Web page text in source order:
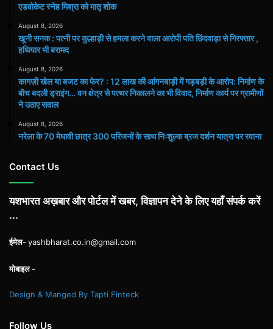
एडवोकेट स्नेह मिश्रा को मातृ शोक
August 8, 2026
खूनी सनक : पत्नी पर कुल्हाड़ी से हमला करने वाला आरोपी पति छिंदवाड़ा से गिरफ्तार ,
हथियार भी बरामद
August 8, 2026
कागज़ी खेल या बजट का फेर? : 12 लाख की आंगनबाड़ी में गड़बड़ी के आरोप: निर्माण के
बीच बदली ड्राइंग… वन क्षेत्र से पत्थर निकालने का भी विवाद, निर्माण कार्य पर ग्रामीणों
ने उठाए सवाल
August 8, 2026
नरेला के 70 मेधावी छात्र 300 परिजनों के साथ निःशुल्क ब्रज दर्शन यात्रा पर रवाना
Contact Us
यशभारत अख़बार और पोर्टल में खबर, विज्ञापन देने के लिए यहाँ संपर्क करें
...
ईमेल-yashbharat.co.in@gmail.com
मोबाइल -
Design & Manged By Tapti Finteck
Follow Us